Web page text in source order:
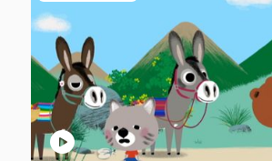
play_circle